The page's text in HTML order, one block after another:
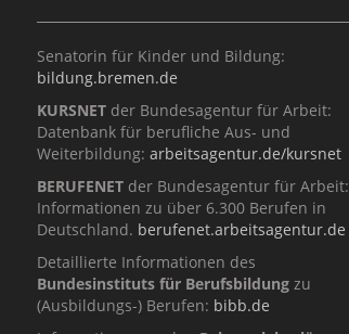
Senatorin für Kinder und Bildung:
bildung.bremen.de
KURSNETder Bundesagentur für Arbeit:
Datenbank für berufliche Aus- und
Weiterbildung: arbeitsagentur.de/kursnet
BERUFENETder Bundesagentur für Arbeit:
Informationen zu über 6.300 Berufen in
Deutschland. berufenet.arbeitsagentur.de
Detaillierte Informationen des
Bundesinstituts für Berufsbildung zu
(Ausbildungs-) Berufen: bibb.de